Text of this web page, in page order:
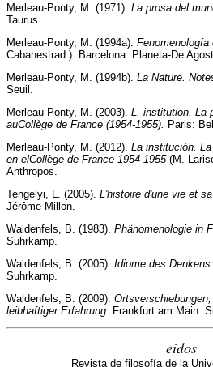
Merleau-Ponty, M. (1971). La prosa del
Taurus.
Merleau-Ponty, M. (1994a). Fenomenología
Cabanestrad.). Barcelona: Planeta-De
Merleau-Ponty, M. (1994b). La Nature.
Seuil.
Merleau-Ponty, M. (2003). L, institution. La
auCollège de France (1954-1955). Paris:
Merleau-Ponty, M. (2012). La institución.
en elCollège de France 1954-1955 (M.
Anthropos.
Tengelyi, L. (2005). L'histoire d'une vie et
Jérôme Millon.
Waldenfels, B. (1983). Phänomenologie in
Suhrkamp.
Waldenfels, B. (2005). Idiome des Denkens.
Suhrkamp.
Waldenfels, B. (2009).
leibhaftiger Erfahrung. Frankfurt am Main:
eidos
Revista de filosofía de la